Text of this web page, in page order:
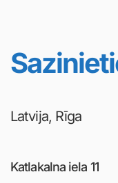
Latvija, Rīga
Katlakalna iela 11